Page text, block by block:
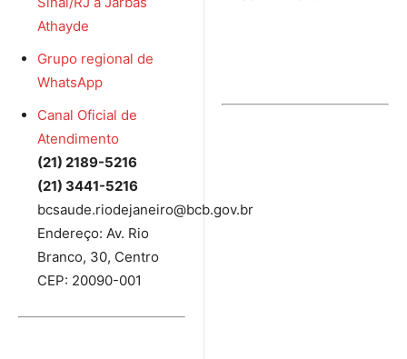
Athayde
Grupo regional de
WhatsApp
Canal Oficial de
Atendimento
(21) 2189-5216
(21) 3441-5216
bcsaude.riodejaneiro@bcb.gov.br
Endereço: Av. Rio
Branco, 30, Centro
CEP: 20090-001